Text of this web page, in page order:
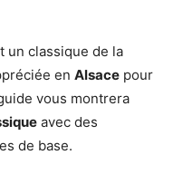
un classique de la
en Alsace pour
vous montrera
avec des
de base.